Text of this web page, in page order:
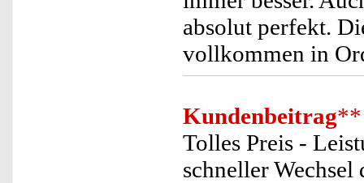
absolut perfekt.
vollkommen in
Kundenbeitrag**
Tolles Preis -
schneller Wechsel